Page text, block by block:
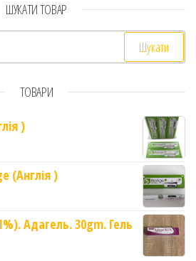
ШУКАТИ ТОВАР
ТОВАРИ
)
(Англія )
Адагель. 30gm. Гель